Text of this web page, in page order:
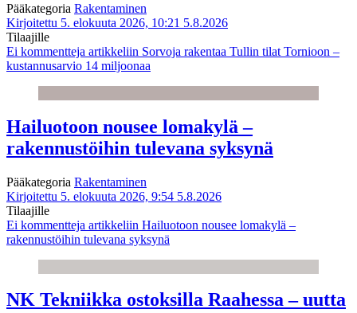
Pääkategoria Rakentaminen
Kirjoitettu 5. elokuuta 2026, 10:21 5.8.2026
Tilaajille
Ei kommentteja artikkeliin Sorvoja rakentaa Tullin tilat Tornioon –
kustannusarvio 14 miljoonaa
Hailuotoon nousee lomakylä –
rakennustöihin tulevana syksynä
Pääkategoria Rakentaminen
Kirjoitettu 5. elokuuta 2026, 9:54 5.8.2026
Tilaajille
Ei kommentteja artikkeliin Hailuotoon nousee lomakylä –
rakennustöihin tulevana syksynä
NK Tekniikka ostoksilla Raahessa – uutta